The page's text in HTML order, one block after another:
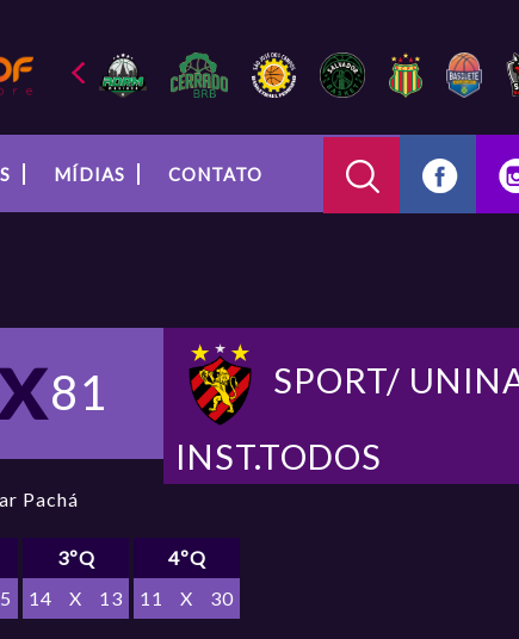
MÍDIAS CONTATO
81
SPORT/
INST.TODOS
Pachá
3ºQ
14
X 13
4ºQ
11
X 30